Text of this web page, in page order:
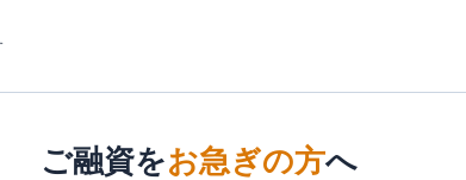
ご融資をお急ぎの方へ